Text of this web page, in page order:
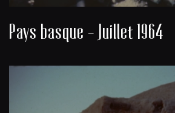
Pays basque - Juillet 1964